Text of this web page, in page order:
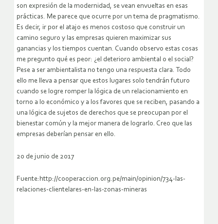
son expresión de la modernidad, se vean envueltas en esas
prácticas. Me parece que ocurre por un tema de pragmatismo.
Es decir, ir por el atajo es menos costoso que construir un
camino seguro y las empresas quieren maximizar sus
ganancias y los tiempos cuentan. Cuando observo estas cosas
me pregunto qué es peor: ¿el deterioro ambiental o el social?
Pese a ser ambientalista no tengo una respuesta clara. Todo
ello me lleva a pensar que estos lugares solo tendrán futuro
cuando se logre romper la lógica de un relacionamiento en
torno a lo económico y a los favores que se reciben, pasando a
una lógica de sujetos de derechos que se preocupan por el
bienestar común y la mejor manera de lograrlo. Creo que las
empresas deberían pensar en ello.
20 de junio de 2017
Fuente:http://cooperaccion.org.pe/main/opinion/734-las-
relaciones-clientelares-en-las-zonas-mineras